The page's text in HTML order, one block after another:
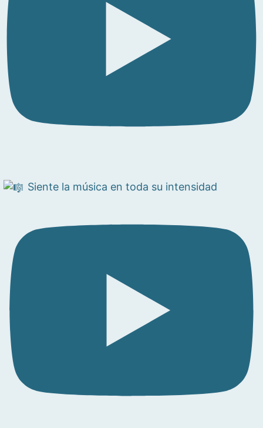
Siente la música en toda su intensidad